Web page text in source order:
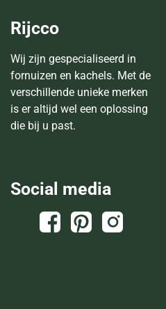
Rijcco
Wij zijn gespecialiseerd in
fornuizen en kachels. Met de
verschillende unieke merken
is er altijd wel een oplossing
die bij u past.
Social media